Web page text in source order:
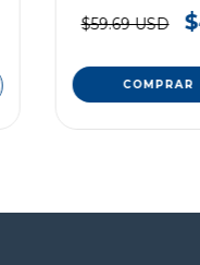
$59.69 USD